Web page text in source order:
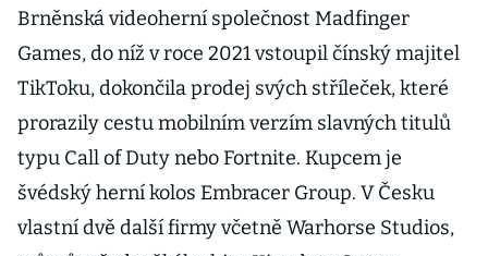
Brněnská videoherní společnost Madfinger
Games, do níž v roce 2021 vstoupil čínský majitel
TikToku, dokončila prodej svých stříleček, které
prorazily cestu mobilním verzím slavných titulů
typu Call of Duty nebo Fortnite. Kupcem je
švédský herní kolos Embracer Group. V Česku
vlastní dvě další firmy včetně Warhorse Studios,